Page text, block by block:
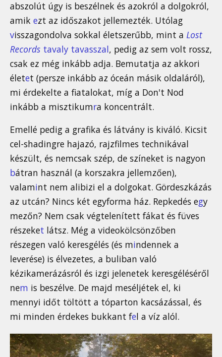
abszolút úgy is beszélnek és azokról a dolgokról,
amik ezt az időszakot jellemezték. Utólag
visszagondolva sokkal életszerűbb, mint a Lost
Records tavaly tavasszal, pedig az sem volt rossz,
csak ez még inkább adja. Bemutatja az akkori
életet (persze inkább az óceán másik oldaláról),
mi érdekelte a fiatalokat, míg a Don't Nod
inkább a misztikumra koncentrált.
Emellé pedig a grafika és látvány is kiváló. Kicsit
cel-shadingre hajazó, rajzfilmes technikával
készült, és nemcsak szép, de színeket is nagyon
bátran használ (a korszakra jellemzően),
valamint nem alibizi el a dolgokat. Gördeszkázás
az utcán? Nincs két egyforma ház. Repkedés egy
mezőn? Nem csak végtelenített fákat és füves
részeket látsz. Még a videokölcsönzőben
részegen való keresgélés (és mindennek a
leverése) is élvezetes, a buliban való
kézikamerázásról és izgi jelenetek keresgéléséről
nem is beszélve. De majd meséljétek el, ki
mennyi időt töltött a tóparton kacsázással, és
mi minden érdekes bukkant fel a víz alól.